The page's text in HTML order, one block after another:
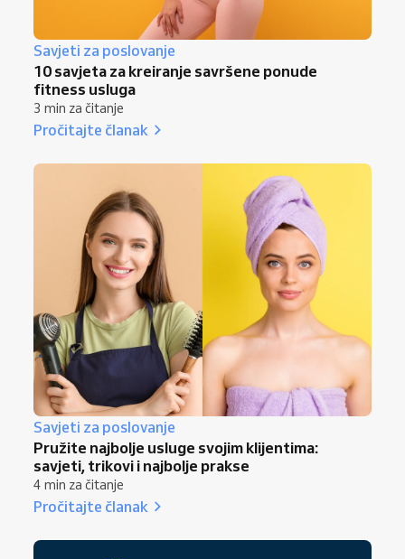
Savjeti za poslovanje
10 savjeta za kreiranje savršene ponude
fitness usluga
3 min za čitanje
Pročitajte članak
Savjeti za poslovanje
Pružite najbolje usluge svojim klijentima:
savjeti, trikovi i najbolje prakse
4 min za čitanje
Pročitajte članak